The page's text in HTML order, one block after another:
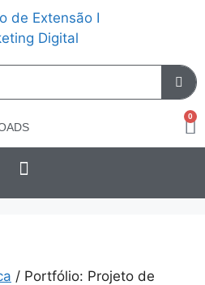
0
/ Portfólio: Projeto de